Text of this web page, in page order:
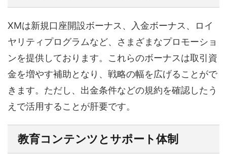
XMは新規口座開設ボーナス、入金ボーナス、ロイ
ヤリティプログラムなど、さまざまなプロモーショ
ンを提供しております。これらのボーナスは取引資
金を増やす補助となり、戦略の幅を広げることがで
きます。ただし、出金条件などの規約を確認したう
えで活用することが肝要です。
教育コンテンツとサポート体制